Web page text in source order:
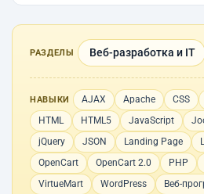
РАЗДЕЛЫ Веб-разработка и IT
НАВЫКИ AJAX Apache CSS
HTML
HTML5 JavaScript
jQuery
JSON Landing Page
OpenCart
OpenCart 2.0 PHP
VirtueMart
WordPress
Веб-